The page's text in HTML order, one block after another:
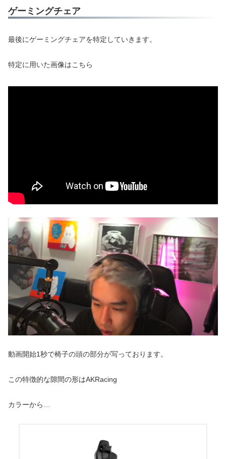
ゲーミングチェア
最後にゲーミングチェアを特定していきます。
特定に用いた画像はこちら
動画開始1秒で椅子の頭の部分が写っております。
この特徴的な隙間の形はAKRacing
カラーから…